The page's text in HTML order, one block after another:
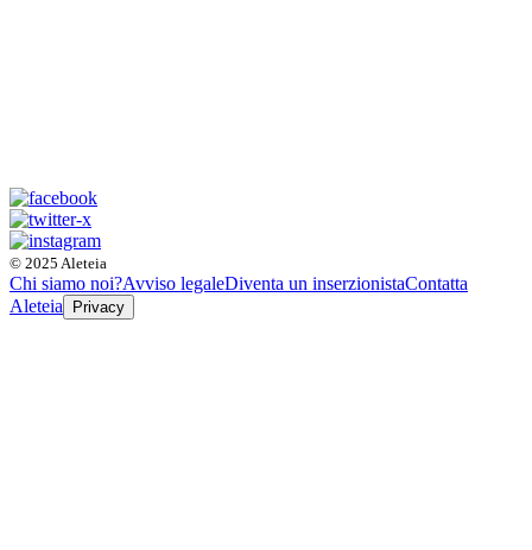
© 2025 Aleteia
Chi siamo noi?Avviso legaleDiventa un inserzionistaContatta
Aleteia
Privacy